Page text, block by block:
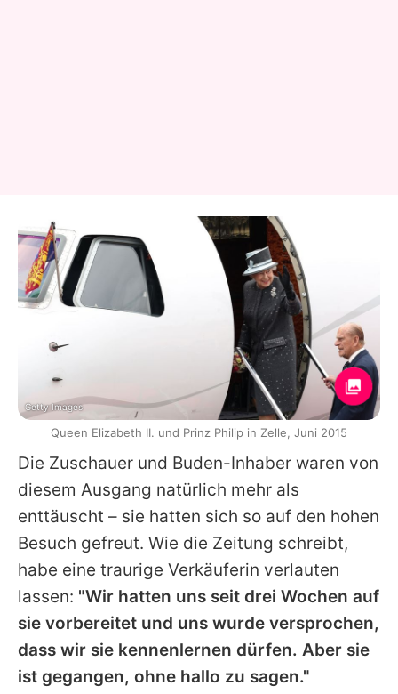
Die Zuschauer und Buden-Inhaber waren von
diesem Ausgang natürlich mehr als
enttäuscht – sie hatten sich so auf den hohen
Besuch gefreut. Wie die Zeitung schreibt,
habe eine traurige Verkäuferin verlauten
lassen: "Wir hatten uns seit drei Wochen auf
sie vorbereitet und uns wurde versprochen,
dass wir sie kennenlernen dürfen. Aber sie
ist gegangen, ohne hallo zu sagen."
Getty Images
Queen Elizabeth II. und Prinz Philip in Zelle, Juni 2015